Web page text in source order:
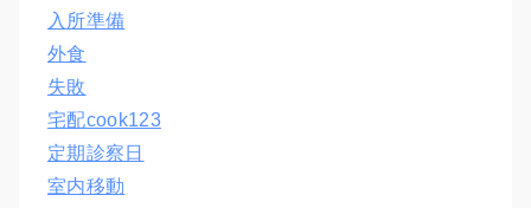
入所準備
外食
失敗
宅配cook123
定期診察日
室内移動